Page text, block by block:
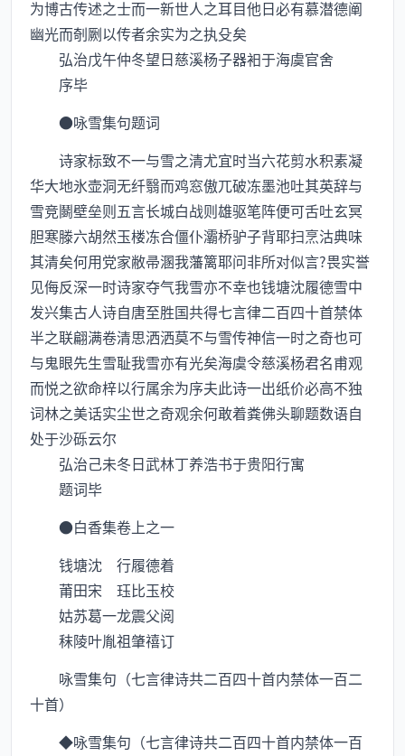
为博古传述之士而一新世人之耳目他日必有慕潜德阐
幽光而剞劂以传者余实为之执殳矣
弘治戊午仲冬望日慈溪杨子器衵于海虞官舍
序毕
●咏雪集句题词
诗家标致不一与雪之清尤宜时当六花剪水积素凝
华大地氷壶洞无纤翳而鸡窓傲兀破冻墨池吐其英辞与
雪竞鬬壁垒则五言长城白战则雄驱笔阵便可舌吐玄冥
胆寒滕六胡然玉楼冻合僵仆灞桥驴子背耶扫烹沽典味
其清矣何用党家敝帚溷我藩篱耶问非所对似言?畏实誉
见侮反深一时诗家夺气我雪亦不幸也钱塘沈履德雪中
发兴集古人诗自唐至胜国共得七言律二百四十首禁体
半之联翩满卷清思洒洒莫不与雪传神信一时之奇也可
与鬼眼先生雪耻我雪亦有光矣海虞令慈溪杨君名甫观
而悦之欲命梓以行属余为序夫此诗一出纸价必高不独
词林之美话实尘世之奇观余何敢着粪佛头聊题数语自
处于沙砾云尔
弘治己未冬日武林丁养浩书于贵阳行寓
题词毕
●白香集卷上之一
钱塘沈 行履德着
莆田宋 珏比玉校
姑苏葛一龙震父阅
秣陵叶胤祖肇禧订
咏雪集句（七言律诗共二百四十首内禁体一百二
十首）
◆咏雪集句（七言律诗共二百四十首内禁体一百